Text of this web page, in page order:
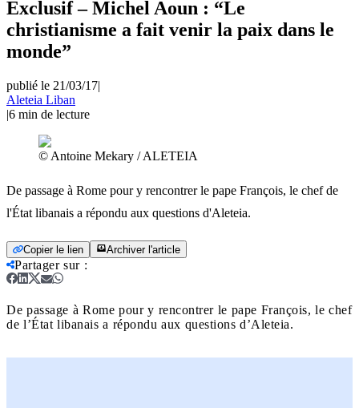
Exclusif – Michel Aoun : “Le
christianisme a fait venir la paix dans le
monde”
publié le 21/03/17|
Aleteia Liban
|6 min de lecture
© Antoine Mekary / ALETEIA
De passage à Rome pour y rencontrer le pape François, le chef de
l'État libanais a répondu aux questions d'Aleteia.
Copier le lien Archiver l'article
Partager sur:
De passage à Rome pour y rencontrer le pape François, le chef
de l’État libanais a répondu aux questions d’Aleteia.